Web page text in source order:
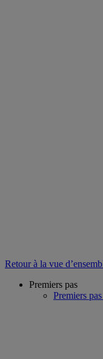
Retour à la vue
Premiers pas
Premiers